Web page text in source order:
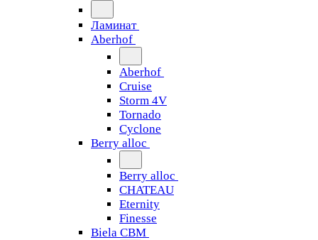
Ламинат
Aberhof
Aberhof
Cruise
Storm 4V
Tornado
Сyclone
Berry alloc
Berry alloc
CHATEAU
Eternity
Finesse
Biela CBM